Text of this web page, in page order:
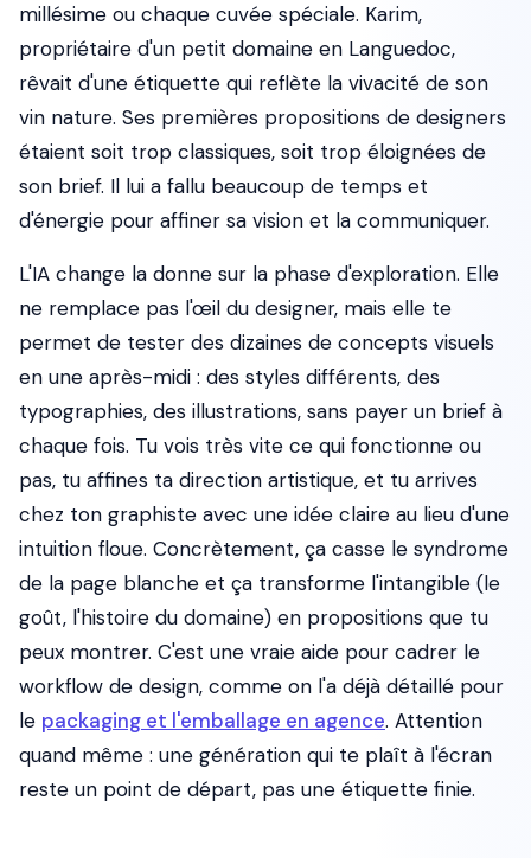
millésime ou chaque cuvée spéciale. Karim,
propriétaire d'un petit domaine en Languedoc,
rêvait d'une étiquette qui reflète la vivacité de son
vin nature. Ses premières propositions de designers
étaient soit trop classiques, soit trop éloignées de
son brief. Il lui a fallu beaucoup de temps et
d'énergie pour affiner sa vision et la communiquer.
L'IA change la donne sur la phase d'exploration. Elle
ne remplace pas l'œil du designer, mais elle te
permet de tester des dizaines de concepts visuels
en une après-midi : des styles différents, des
typographies, des illustrations, sans payer un brief à
chaque fois. Tu vois très vite ce qui fonctionne ou
pas, tu affines ta direction artistique, et tu arrives
chez ton graphiste avec une idée claire au lieu d'une
intuition floue. Concrètement, ça casse le syndrome
de la page blanche et ça transforme l'intangible (le
goût, l'histoire du domaine) en propositions que tu
peux montrer. C'est une vraie aide pour cadrer le
workflow de design, comme on l'a déjà détaillé pour
le packaging et l'emballage en agence. Attention
quand même : une génération qui te plaît à l'écran
reste un point de départ, pas une étiquette finie.